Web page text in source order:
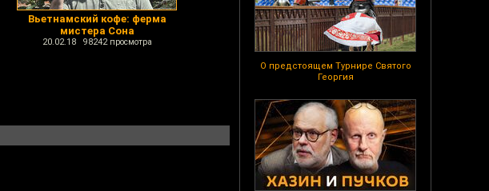
О предстоящем Турнире Святого
Георгия
Вьетнамский кофе: ферма
мистера Сона
20.02.18 98242 просмотра